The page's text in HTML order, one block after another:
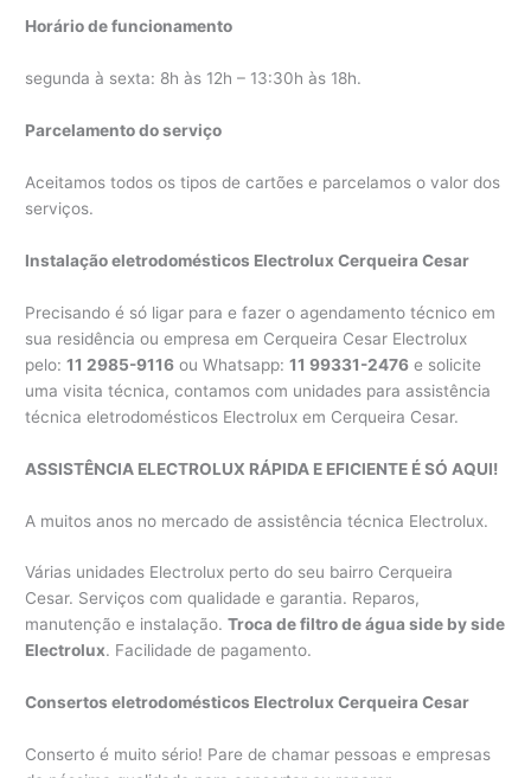
Horário de funcionamento
segunda à sexta: 8h às 12h – 13:30h às 18h.
Parcelamento do serviço
Aceitamos todos os tipos de cartões e parcelamos o valor dos
serviços.
Instalação eletrodomésticos Electrolux Cerqueira Cesar
Precisando é só ligar para e fazer o agendamento técnico em
sua residência ou empresa em Cerqueira Cesar Electrolux
pelo:11 2985-9116 ou Whatsapp:11 99331-2476 e solicite
uma visita técnica, contamos com unidades para assistência
técnica eletrodomésticos Electrolux em Cerqueira Cesar.
ASSISTÊNCIA ELECTROLUX RÁPIDA E EFICIENTE É SÓ AQUI!
A muitos anos no mercado de assistência técnica Electrolux.
Várias unidades Electrolux perto do seu bairro Cerqueira
Cesar. Serviços com qualidade e garantia. Reparos,
manutenção e instalação.Troca de filtro de água side by side
Electrolux. Facilidade de pagamento.
Consertos eletrodomésticos Electrolux Cerqueira Cesar
Conserto é muito sério! Pare de chamar pessoas e empresas